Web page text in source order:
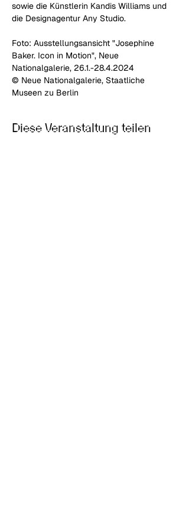
sowie die Künstlerin Kandis Williams und
die Designagentur Any Studio.
Foto: Ausstellungsansicht "Josephine
Baker. Icon in Motion", Neue
Nationalgalerie, 26.1.-28.4.2024
© Neue Nationalgalerie, Staatliche
Museen zu Berlin
Diese Veranstaltung teilen